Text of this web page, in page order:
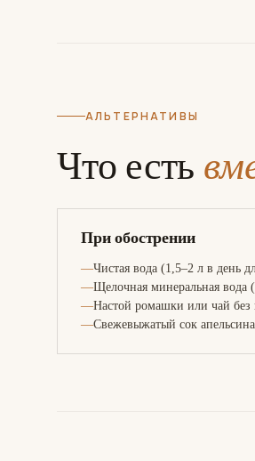
АЛЬТЕРНАТИВЫ
Что есть
При обострении
Чистая вода (1,5–2 л в день
Щелочная минеральная вода
Настой ромашки или чай без
Свежевыжатый сок